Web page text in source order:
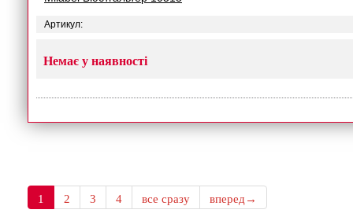
Артикул:
Немає у наявності
1 2 3 4 все сразу вперед→